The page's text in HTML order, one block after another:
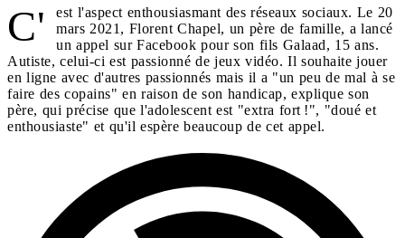
C'
est l'aspect enthousiasmant des réseaux sociaux. Le 20
mars 2021, Florent Chapel, un père de famille, a lancé
un appel sur Facebook pour son fils Galaad, 15 ans.
Autiste, celui-ci est passionné de jeux vidéo. Il souhaite jouer
en ligne avec d'autres passionnés mais il a "un peu de mal à se
faire des copains" en raison de son handicap, explique son
père, qui précise que l'adolescent est "extra fort !", "doué et
enthousiaste" et qu'il espère beaucoup de cet appel.